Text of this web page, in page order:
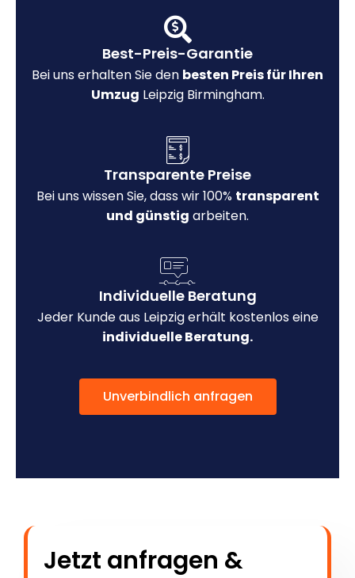
Best-Preis-Garantie
Bei uns erhalten Sie den besten Preis für Ihren
Umzug Leipzig Birmingham.
Transparente Preise
Bei uns wissen Sie, dass wir 100% transparent
und günstig arbeiten.
Individuelle Beratung
Jeder Kunde aus Leipzig erhält kostenlos eine
individuelle Beratung.
Unverbindlich anfragen
Jetzt anfragen &